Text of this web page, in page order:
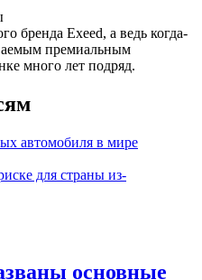
бренда Exeed, а ведь когда-
премиальным
много лет подряд.
автомобиля в мире
для страны из-
основные